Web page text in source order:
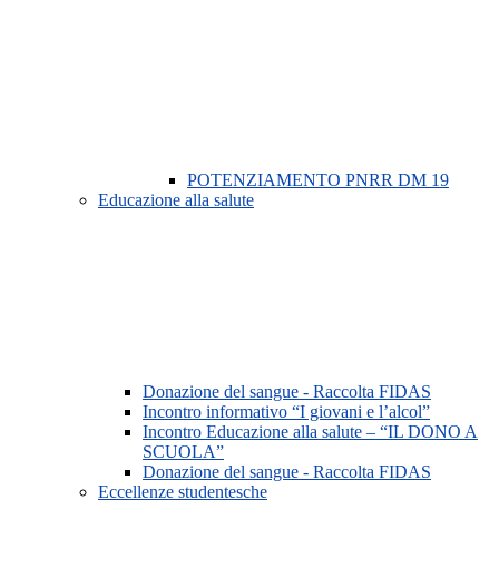
POTENZIAMENTO PNRR DM 19
Educazione alla salute
Donazione del sangue - Raccolta FIDAS
Incontro informativo “I giovani e l’alcol”
Incontro Educazione alla salute – “IL DONO A
SCUOLA”
Donazione del sangue - Raccolta FIDAS
Eccellenze studentesche